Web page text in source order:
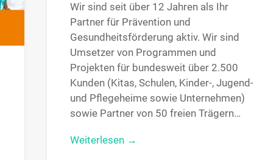
Wir sind seit über 12 Jahren als Ihr
Partner für Prävention und
Gesundheitsförderung aktiv. Wir sind
Umsetzer von Programmen und
Projekten für bundesweit über 2.500
Kunden (Kitas, Schulen, Kinder-, Jugend-
und Pflegeheime sowie Unternehmen)
sowie Partner von 50 freien Trägern…
Weiterlesen →